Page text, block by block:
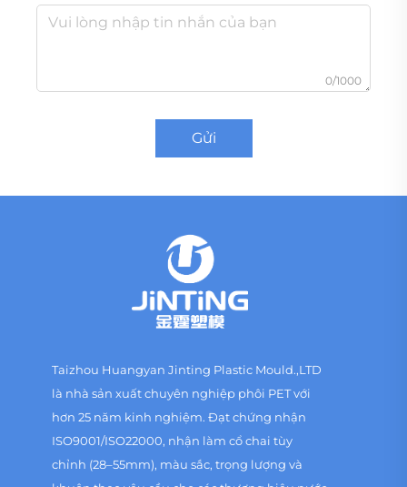
0/1000
Gửi
Taizhou Huangyan Jinting Plastic Mould.,LTD
là nhà sản xuất chuyên nghiệp phôi PET với
hơn 25 năm kinh nghiệm. Đạt chứng nhận
ISO9001/ISO22000, nhận làm cổ chai tùy
chỉnh (28–55mm), màu sắc, trọng lượng và